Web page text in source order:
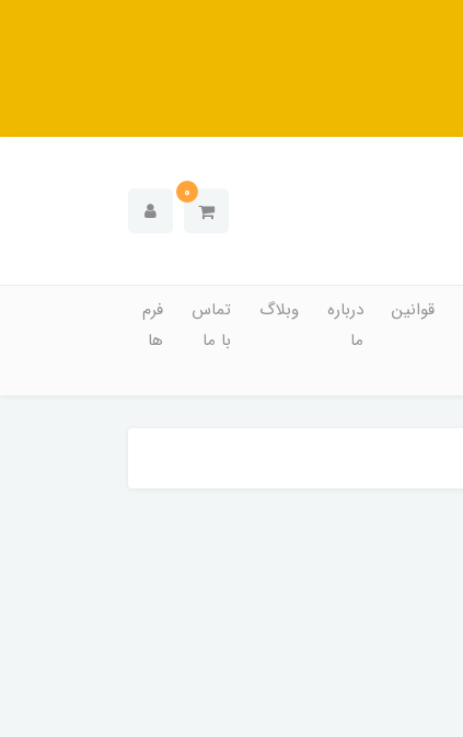
0
قوانین
درباره
ما
وبلاگ
تماس
با ما
فرم
ها